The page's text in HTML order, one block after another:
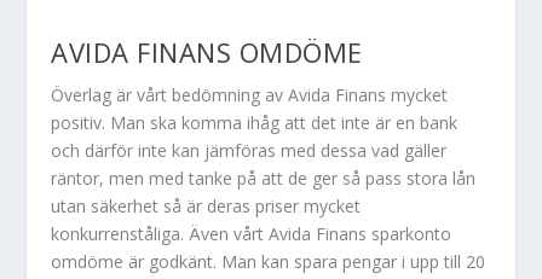
AVIDA FINANS OMDÖME
Överlag är vårt bedömning av Avida Finans mycket
positiv. Man ska komma ihåg att det inte är en bank
och därför inte kan jämföras med dessa vad gäller
räntor, men med tanke på att de ger så pass stora lån
utan säkerhet så är deras priser mycket
konkurrenståliga. Även vårt Avida Finans sparkonto
omdöme är godkänt. Man kan spara pengar i upp till 20